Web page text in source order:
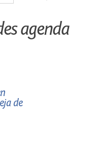
agenda
de